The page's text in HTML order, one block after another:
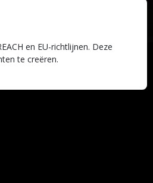
en EU-richtlijnen. Deze
te creëren.